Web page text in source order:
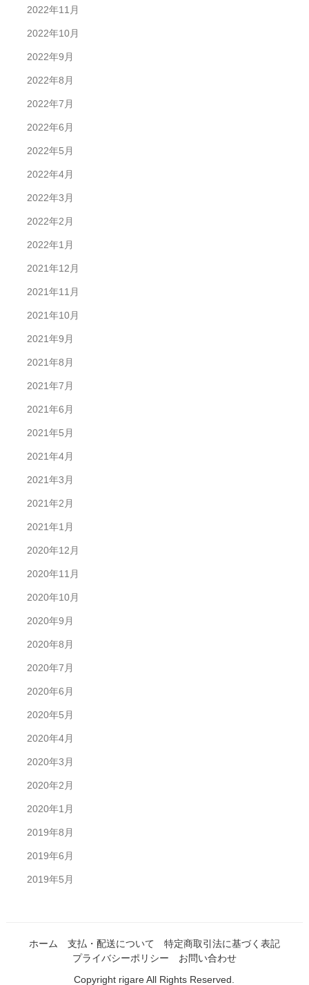
2022年11月
2022年10月
2022年9月
2022年8月
2022年7月
2022年6月
2022年5月
2022年4月
2022年3月
2022年2月
2022年1月
2021年12月
2021年11月
2021年10月
2021年9月
2021年8月
2021年7月
2021年6月
2021年5月
2021年4月
2021年3月
2021年2月
2021年1月
2020年12月
2020年11月
2020年10月
2020年9月
2020年8月
2020年7月
2020年6月
2020年5月
2020年4月
2020年3月
2020年2月
2020年1月
2019年8月
2019年6月
2019年5月
ホーム 支払・配送について
特定商取引法に基づく表記
プライバシーポリシー
お問い合わせ
Copyright rigare All Rights Reserved.